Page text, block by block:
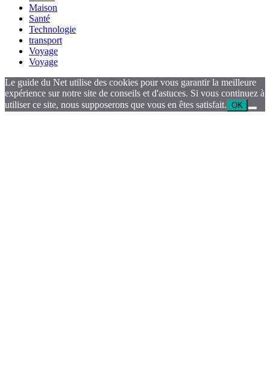
Maison
Santé
Technologie
transport
Voyage
Voyage
Le guide du Net utilise des cookies pour vous garantir la meilleure
expérience sur notre site de conseils et d'astuces. Si vous continuez à
utiliser ce site, nous supposerons que vous en êtes satisfait. OK